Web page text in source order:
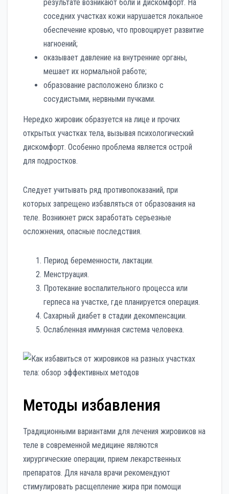
результате возникают боли и дискомфорт. На
соседних участках кожи нарушается локальное
обеспечение кровью, что провоцирует развитие
нагноений;
оказывает давление на внутренние органы,
мешает их нормальной работе;
образование расположено близко с
сосудистыми, нервными пучками.
Нередко жировик образуется на лице и прочих
открытых участках тела, вызывая психологический
дискомфорт. Особенно проблема является острой
для подростков.
Следует учитывать ряд противопоказаний, при
которых запрещено избавляться от образования на
теле. Возникнет риск заработать серьезные
осложнения, опасные последствия.
Период беременности, лактации.
Менструация.
Протекание воспалительного процесса или
герпеса на участке, где планируется операция.
Сахарный диабет в стадии декомпенсации.
Ослабленная иммунная система человека.
Методы избавления
Традиционными вариантами для лечения жировиков на
теле в современной медицине являются
хирургические операции, прием лекарственных
препаратов. Для начала врачи рекомендуют
стимулировать расщепление жира при помощи